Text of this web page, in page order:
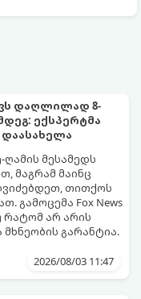
დაღლილად 8-
ექსპერტმა
მესამედს
მაგრამ მაინც
თითქოს
გამოცემა Fox News
რატომ არ არის
გარანტია.
2026/08/03 11:47